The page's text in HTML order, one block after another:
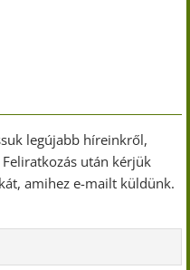
legújabb híreinkről,
után kérjük
amihez e-mailt küldünk.